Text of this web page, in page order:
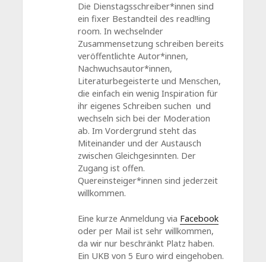
Die Dienstagsschreiber*innen sind
ein fixer Bestandteil des read!!ing
room. In wechselnder
Zusammensetzung schreiben bereits
veröffentlichte Autor*innen,
Nachwuchsautor*innen,
Literaturbegeisterte und Menschen,
die einfach ein wenig Inspiration für
ihr eigenes Schreiben suchen und
wechseln sich bei der Moderation
ab. Im Vordergrund steht das
Miteinander und der Austausch
zwischen Gleichgesinnten. Der
Zugang ist offen.
Quereinsteiger*innen sind jederzeit
willkommen.
Eine kurze Anmeldung via Facebook
oder per Mail ist sehr willkommen,
da wir nur beschränkt Platz haben.
Ein UKB von 5 Euro wird eingehoben.